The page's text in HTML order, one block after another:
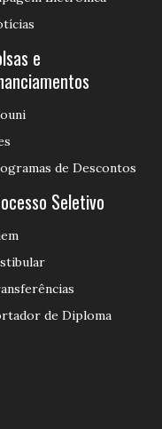
e
de Descontos
Seletivo
de Diploma